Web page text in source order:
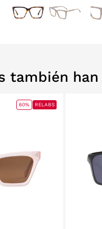
también
60% RELABS